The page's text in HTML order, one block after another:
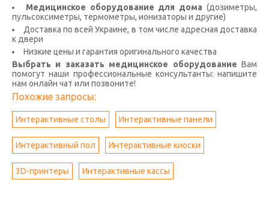
Медицинское оборудование для дома (дозиметры,
пульсоксиметры, термометры, ионизаторы и другие)
Доставка по всей Украине, в том числе адресная доставка
к двери
Низкие цены и гарантия оригинального качества
Выбрать и заказать медицинское оборудование Вам
помогут наши профессиональные консультанты: напишите
нам онлайн чат или позвоните!
Похожие запросы:
Интерактивные столы Интерактивные панели
Интерактивный пол Интерактивные киоски
3D-принтеры Интерактивные кассы